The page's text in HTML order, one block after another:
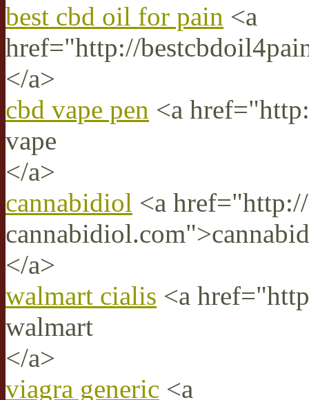
best cbd oil for pain <a
href="http://
</a>
cbd vape pen <a
vape
</a>
cannabidiol <a
</a>
walmart cialis <a
walmart
</a>
viagra generic <a